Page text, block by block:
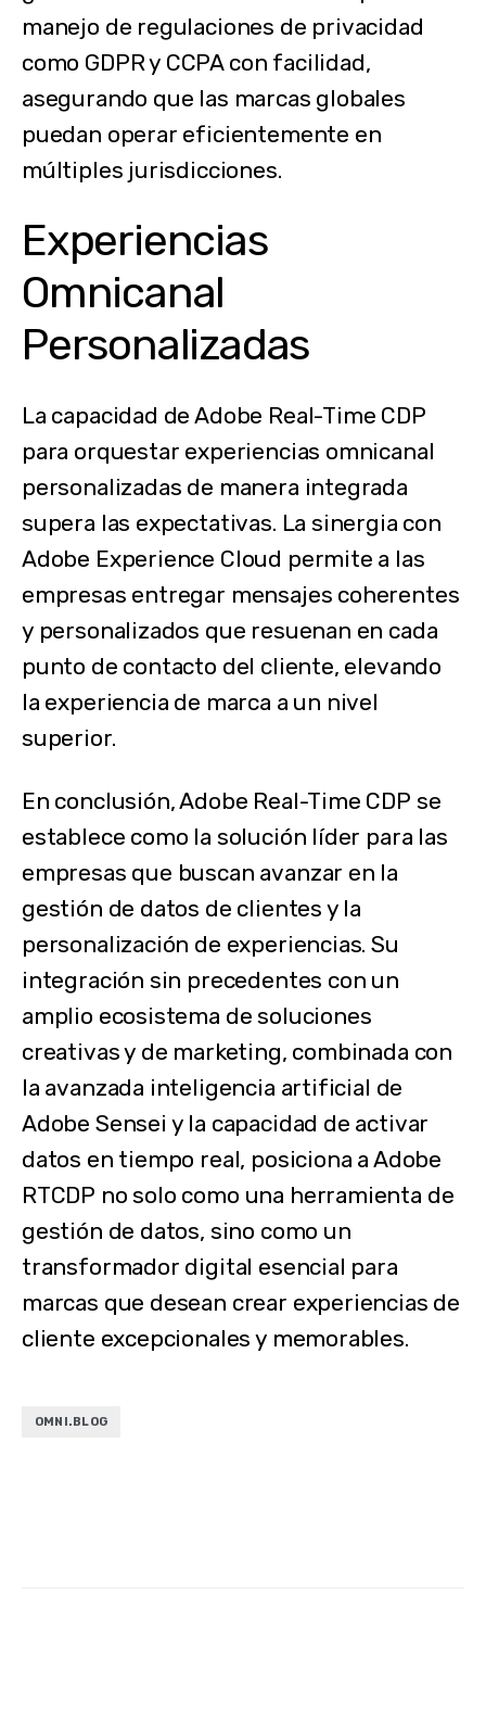
manejo de regulaciones de privacidad
como GDPR y CCPA con facilidad,
asegurando que las marcas globales
puedan operar eficientemente en
múltiples jurisdicciones.
Experiencias
Omnicanal
Personalizadas
La capacidad de Adobe Real-Time CDP
para orquestar experiencias omnicanal
personalizadas de manera integrada
supera las expectativas. La sinergia con
Adobe Experience Cloud permite a las
empresas entregar mensajes coherentes
y personalizados que resuenan en cada
punto de contacto del cliente, elevando
la experiencia de marca a un nivel
superior.
En conclusión, Adobe Real-Time CDP se
establece como la solución líder para las
empresas que buscan avanzar en la
gestión de datos de clientes y la
personalización de experiencias. Su
integración sin precedentes con un
amplio ecosistema de soluciones
creativas y de marketing, combinada con
la avanzada inteligencia artificial de
Adobe Sensei y la capacidad de activar
datos en tiempo real, posiciona a Adobe
RTCDP no solo como una herramienta de
gestión de datos, sino como un
transformador digital esencial para
marcas que desean crear experiencias de
cliente excepcionales y memorables.
OMNI.BLOG